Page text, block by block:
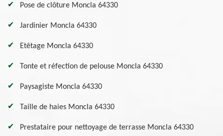
Pose de clôture Moncla 64330
Jardinier Moncla 64330
Etêtage Moncla 64330
Tonte et réfection de pelouse Moncla 64330
Paysagiste Moncla 64330
Taille de haies Moncla 64330
Prestataire pour nettoyage de terrasse Moncla 64330